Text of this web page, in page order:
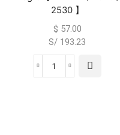
2530 】
$ 57.00
S/ 193.23